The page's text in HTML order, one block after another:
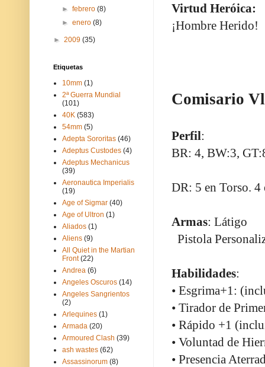
Virtud Heróica:
¡Hombre Herido!
Comisario
Perfil:
BR: 4, BW:3,
DR: 5 en Torso. 4
Armas: Látigo
Pistola
Habilidades:
• Esgrima+1:
• Tirador de
• Rápido +1
• Voluntad de
• Presencia
►febrero(8)
►enero(8)
► 2009 (35)
Etiquetas
10mm (1)
2ª Guerra Mundial
(101)
40K (583)
54mm (5)
Adepta Sororitas (46)
Adeptus Custodes (4)
Adeptus Mechanicus
(39)
Aeronautica Imperialis
(19)
Age of Sigmar (40)
Age of Ultron (1)
Aliados (1)
Aliens (9)
All Quiet in the Martian
Front (22)
Andrea (6)
Angeles Oscuros (14)
Angeles Sangrientos
(2)
Arlequines (1)
Armada (20)
Armoured Clash (39)
ash wastes (62)
Assassinorum (8)